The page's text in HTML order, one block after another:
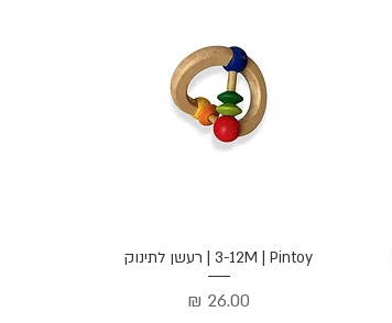
תצוגה מהירה
3-12M | Pintoy | רעשן לתינוק
מחיר